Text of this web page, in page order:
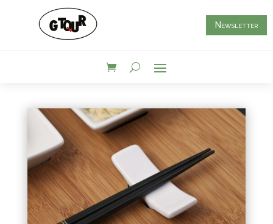
Newsletter